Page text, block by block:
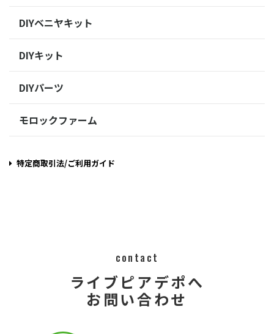
DIYベニヤキット
DIYキット
DIYパーツ
モロックファーム
特定商取引法/ご利用ガイド
contact
ライブピアデポへ
お問い合わせ